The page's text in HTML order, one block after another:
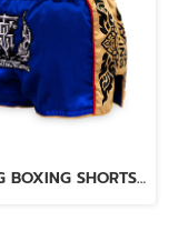
TOPKING BOXING SHORTS BLUE 276